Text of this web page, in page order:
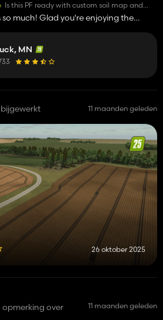
Is this PF ready with custom soil map and
create or merge fields with PF working? :)
much! Glad you're enjoying the
the land is purchased, but it
soil map—not a custom one. You
fields with PF active, and everything
just without tailored soil zones.
MN
11 maanden geleden
26 oktober 2025
opmerking over
11 maanden geleden